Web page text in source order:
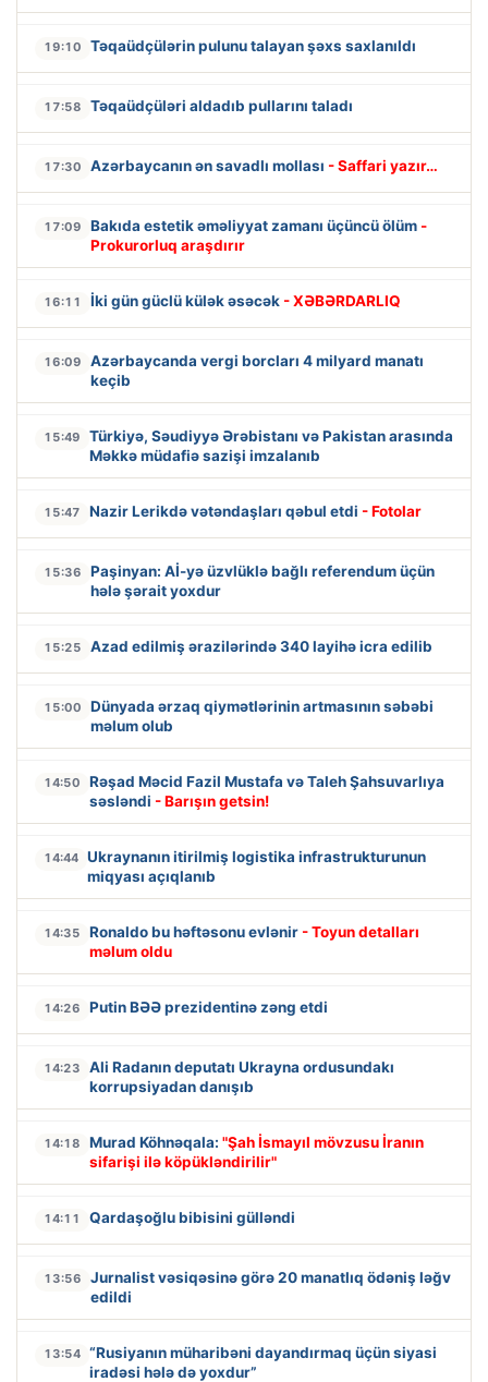
19:10 Təqaüdçülərin pulunu talayan şəxs saxlanıldı
17:58 Təqaüdçüləri aldadıb pullarını taladı
17:30 Azərbaycanın ən savadlı mollası - Saffari yazır…
17:09 Bakıda estetik əməliyyat zamanı üçüncü ölüm -
Prokurorluq araşdırır
16:11 İki gün güclü külək əsəcək - XƏBƏRDARLIQ
16:09
Azərbaycanda vergi borcları 4 milyard manatı
keçib
15:49
Türkiyə, Səudiyyə Ərəbistanı və Pakistan arasında
Məkkə müdafiə sazişi imzalanıb
15:47 Nazir Lerikdə vətəndaşları qəbul etdi - Fotolar
15:36
Paşinyan: Aİ-yə üzvlüklə bağlı referendum üçün
hələ şərait yoxdur
15:25 Azad edilmiş ərazilərində 340 layihə icra edilib
15:00
Dünyada ərzaq qiymətlərinin artmasının səbəbi
məlum olub
14:50
Rəşad Məcid Fazil Mustafa və Taleh Şahsuvarlıya
səsləndi - Barışın getsin!
14:44 Ukraynanın itirilmiş logistika infrastrukturunun
miqyası açıqlanıb
14:35 Ronaldo bu həftəsonu evlənir - Toyun detalları
məlum oldu
14:26 Putin BƏƏ prezidentinə zəng etdi
14:23
Ali Radanın deputatı Ukrayna ordusundakı
korrupsiyadan danışıb
14:18 Murad Köhnəqala: "Şah İsmayıl mövzusu İranın
sifarişi ilə köpükləndirilir"
14:11 Qardaşoğlu bibisini gülləndi
13:56
Jurnalist vəsiqəsinə görə 20 manatlıq ödəniş ləğv
edildi
13:54 “Rusiyanın müharibəni dayandırmaq üçün siyasi
iradəsi hələ də yoxdur”